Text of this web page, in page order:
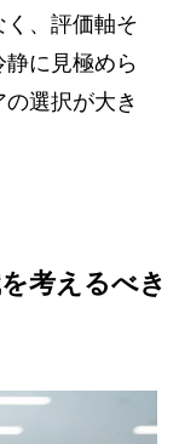
、評価軸そ
に見極めら
選択が大き
考えるべき